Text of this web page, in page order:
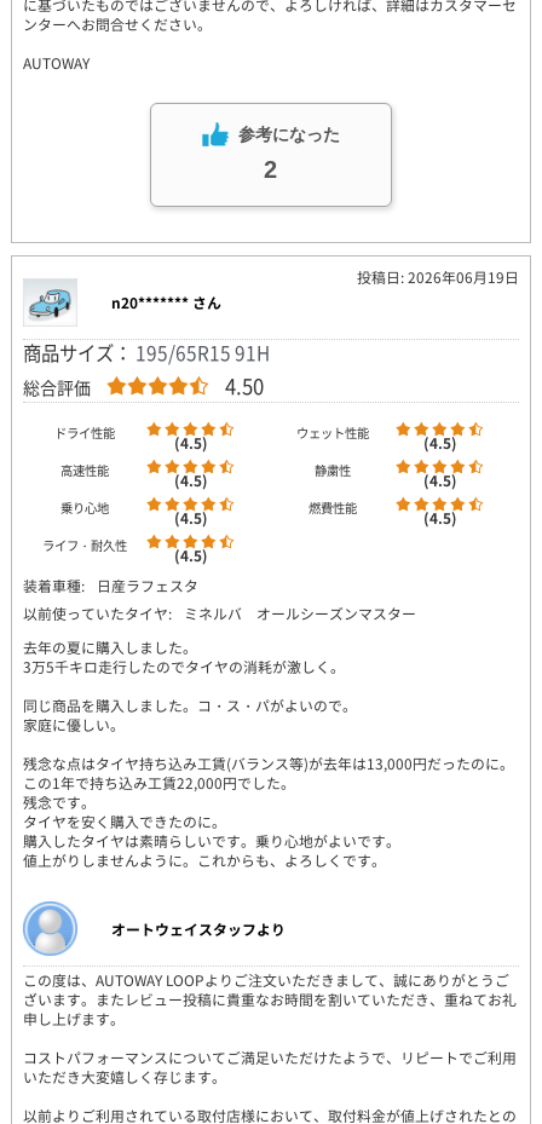
に基づいたものではございませんので、よろしければ、詳細はカスタマーセ
ンターへお問合せください。
AUTOWAY
参考になった
2
投稿日: 2026年06月19日
n20******* さん
商品サイズ： 195/65R15 91H
総合評価 4.50
ドライ性能 (4.5) ウェット性能 (4.5)
高速性能 (4.5) 静粛性 (4.5)
乗り心地 (4.5) 燃費性能 (4.5)
ライフ・耐久性
(4.5)
装着車種:
日産ラフェスタ
以前使っていたタイヤ:
ミネルバ オールシーズンマスター
去年の夏に購入しました。
3万5千キロ走行したのでタイヤの消耗が激しく。
同じ商品を購入しました。コ・ス・パがよいので。
家庭に優しい。
残念な点はタイヤ持ち込み工賃(バランス等)が去年は13,000円だったのに。
この1年で持ち込み工賃22,000円でした。
残念です。
タイヤを安く購入できたのに。
購入したタイヤは素晴らしいです。乗り心地がよいです。
値上がりしませんように。これからも、よろしくです。
オートウェイスタッフより
この度は、AUTOWAY LOOPよりご注文いただきまして、誠にありがとうご
ざいます。またレビュー投稿に貴重なお時間を割いていただき、重ねてお礼
申し上げます。
コストパフォーマンスについてご満足いただけたようで、リピートでご利用
いただき大変嬉しく存じます。
以前よりご利用されている取付店様において、取付料金が値上げされたとの